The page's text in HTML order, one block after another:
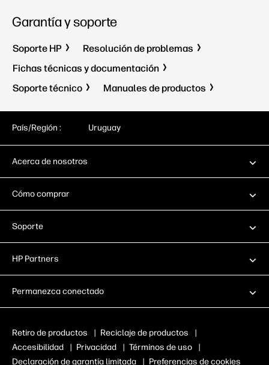
Garantía y soporte
Soporte HP
Resolución de problemas
Fichas técnicas y documentación
Soporte técnico
Manuales de productos
País/Región : Uruguay
Acerca de nosotros
Cómo comprar
Soporte
HP Partners
Permanezca conectado
Retiro de productos | Reciclaje de productos
|
Accesibilidad
| Privacidad | Términos de uso
|
Declaración de garantía limitada
| Preferencias de cookies